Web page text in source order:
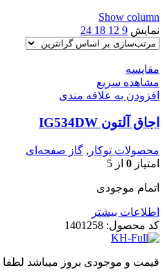
Show column
نمایش 9
12
18
24
مقایسه
مشاهده سریع
افزودن به علاقه مندی
اجاق آلتون IG534DW
محصولات توکار , گاز صفحه‌ای
امتیاز 0 از 5
اتمام موجودی
اطلاعات بیشتر
کد محصول: 1401258
قیمت و موجودی بروز میباشد لطفا